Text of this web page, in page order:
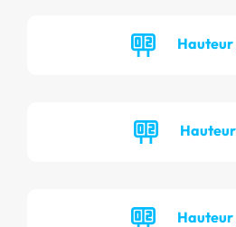
Hauteur
Hauteur